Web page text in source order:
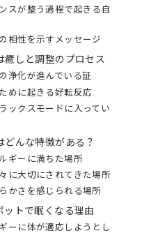
スが整う過程で起きる自
相性を示すメッセージ
癒しと調整のプロセス
浄化が進んでいる証
めに起きる好転反応
ックスモードに入ってい
んな特徴がある？
ギーに満ちた場所
に大切にされてきた場所
かさを感じられる場所
ットで眠くなる理由
ーに体が適応しようとし